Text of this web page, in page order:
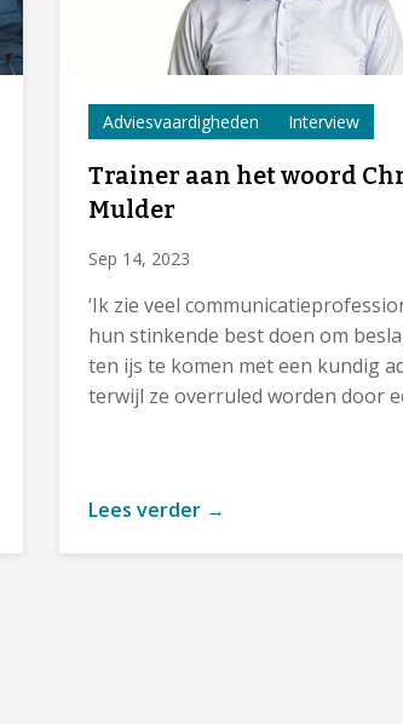
Adviesvaardigheden Interview
Trainer aan het woord
Mulder
Sep 14, 2023
‘Ik zie veel
hun stinkende best doen om
ten ijs te komen met een kundig
terwijl ze overruled worden door
Lees verder →